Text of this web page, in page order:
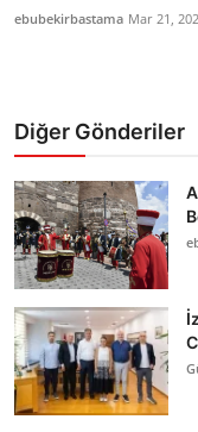
ebubekirbastama Mar 21,
Diğer Gönderiler